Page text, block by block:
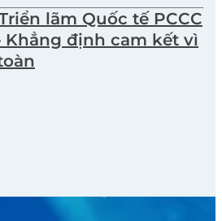
lãm Quốc tế PCCC
Khẳng định cam kết vì